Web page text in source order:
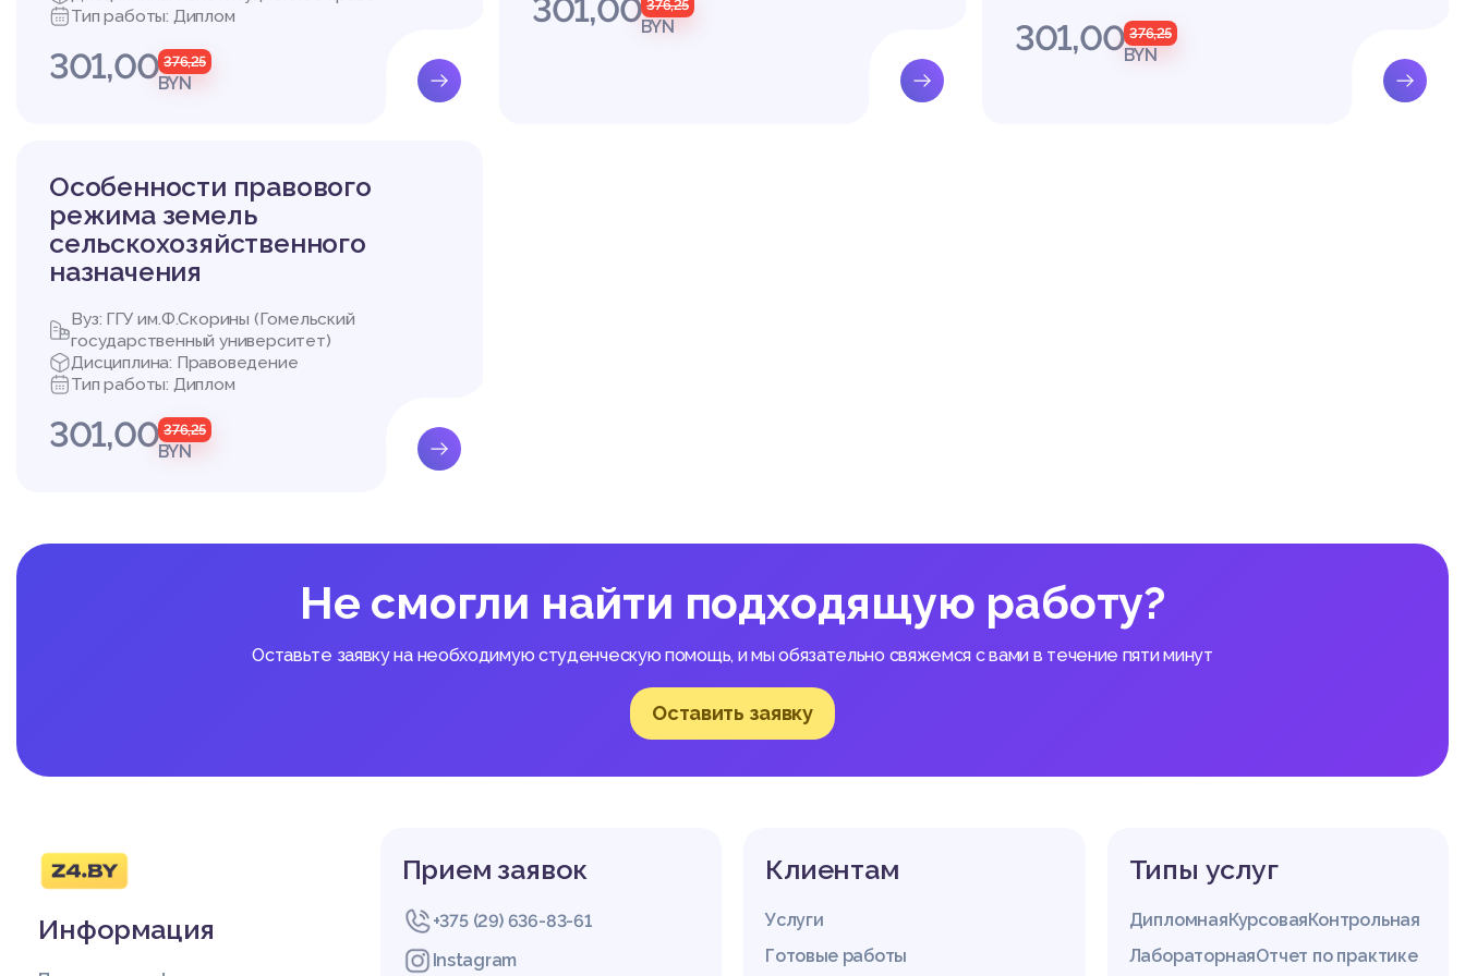
тельства "О свободе совести", допускающего вневероисповедное положение граждан, и дл
ится по 15 декабря 1990 г., когда были внесены изменения в ст. 50 Конституции РСФСР
2.1. Источники правового регулирования свободы вероисповедания в Республике Белару
юридической силы:
– международные акты;
ждународным актам.
В международных правовых актах большое внимание уделяется религиозной свободе, хотя э
то понятие не закреплено юридически. Необходимо различать следующие стороны религиоз
2) свобода выражения собственных убеждений и деятельности;
с. 129].
Многие ученые рассматривают в данном контексте религиозную свободу, например професс
ор Т.А. Бажан [34, с. 121]. Нормативная основа религиозной свободы выделяется в рамках общ
епризнанных норм международного права и имеет следующие критерии.
(каждый человек имеет, поддерживает или может изменить свою религию или убеждение).
2. Внешняя свобода: каждый имеет религиозную свободу, может единолично или сообща исп
ду совести и свободу вероисповедания независимо от расы, пола, языка, национальности, ме
ста рождения, социального статуса и др.
5. Уважение права родителей и опекунов: государство обязано уважать это право и гарантир
овать религиозное и нравственное образование, но одновременно обеспечивать защиту пра
в каждого ребенка на свободу совести и свободу вероисповедания, совместимую с развити
Тип работы: Диплом
301,00 376,25
BYN
301,00 376,25
BYN 301,00 376,25
BYN
Особенности правового
режима земель
сельскохозяйственного
назначения
Вуз: ГГУ им.Ф.Скорины (Гомельский
государственный университет)
Дисциплина: Правоведение
Тип работы: Диплом
301,00 376,25
BYN
Не смогли найти подходящую работу?
Оставьте заявку на необходимую студенческую помощь, и мы обязательно свяжемся с вами в течение пяти минут
Оставить заявку
Информация
Прием заявок
+375 (29) 636-83-61
Instagram
Клиентам
Услуги
Готовые работы
Типы услуг
ДипломнаяКурсоваяКонтрольная
ЛабораторнаяОтчет по практике